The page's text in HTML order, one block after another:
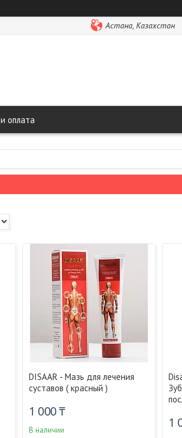
Астана, Казахстан
оплата
DISAAR - Мазь для лечения
суставов ( красный )
1 000 ₸
В наличии 1